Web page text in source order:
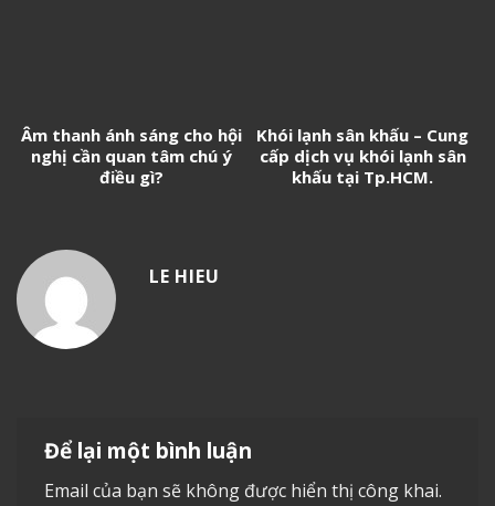
Âm thanh ánh sáng cho hội
nghị cần quan tâm chú ý
điều gì?
Khói lạnh sân khấu – Cung
cấp dịch vụ khói lạnh sân
khấu tại Tp.HCM.
LE HIEU
Để lại một bình luận
Email của bạn sẽ không được hiển thị công khai.